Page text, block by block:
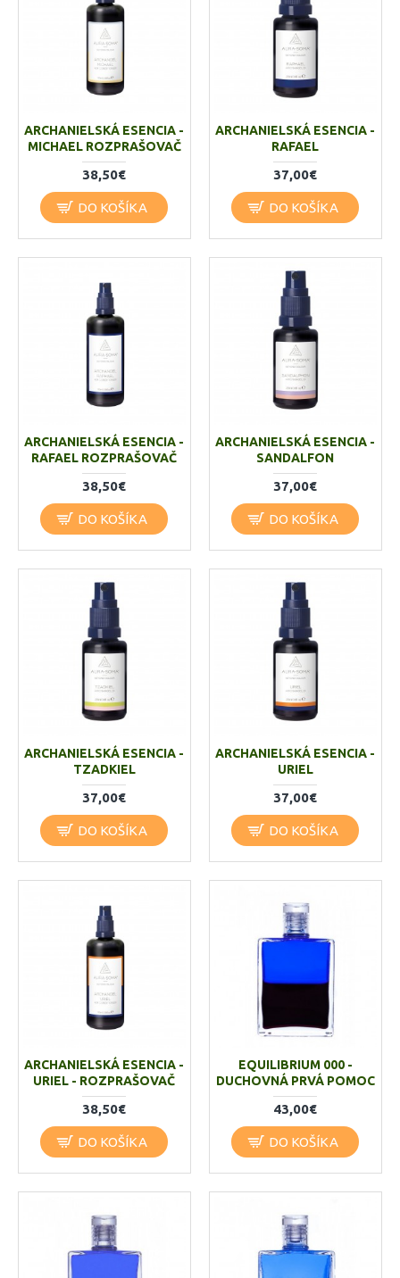
ARCHANIELSKÁ ESENCIA -
MICHAEL ROZPRAŠOVAČ
38,50€
DO KOŠÍKA
ARCHANIELSKÁ ESENCIA -
RAFAEL
37,00€
DO KOŠÍKA
ARCHANIELSKÁ ESENCIA -
RAFAEL ROZPRAŠOVAČ
38,50€
DO KOŠÍKA
ARCHANIELSKÁ ESENCIA -
SANDALFON
37,00€
DO KOŠÍKA
ARCHANIELSKÁ ESENCIA -
TZADKIEL
37,00€
DO KOŠÍKA
ARCHANIELSKÁ ESENCIA -
URIEL
37,00€
DO KOŠÍKA
ARCHANIELSKÁ ESENCIA -
URIEL - ROZPRAŠOVAČ
38,50€
DO KOŠÍKA
EQUILIBRIUM 000 -
DUCHOVNÁ PRVÁ POMOC
43,00€
DO KOŠÍKA